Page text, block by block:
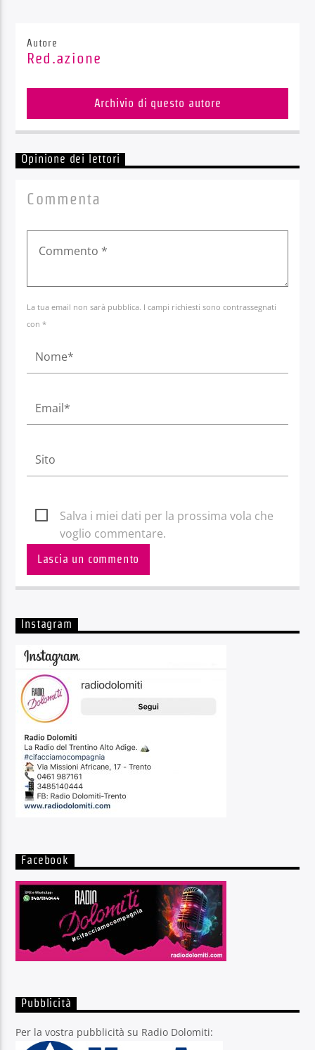
Autore
Red.azione
Archivio di questo autore
Opinione dei lettori
Commenta
La tua email non sarà pubblica. I campi richiesti sono contrassegnati
con *
Salva i miei dati per la prossima vola che
voglio commentare.
Instagram
Facebook
Pubblicità
Per la vostra pubblicità su Radio Dolomiti: